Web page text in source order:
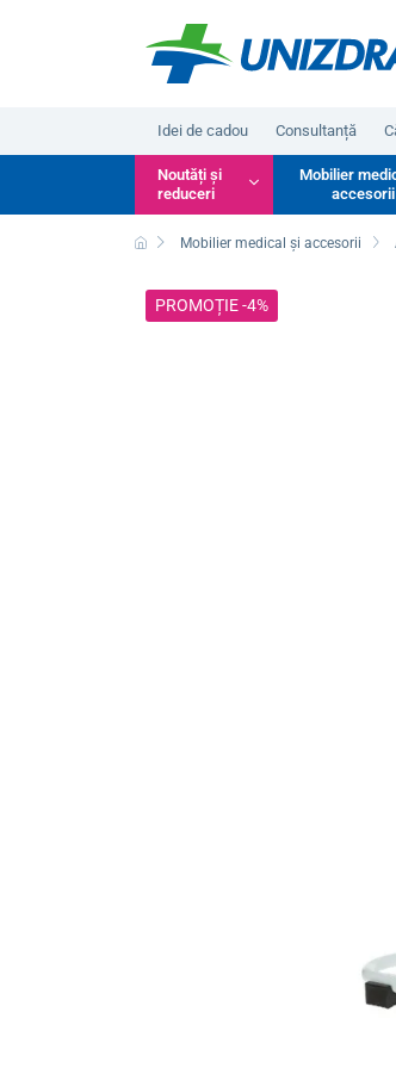
Idei de cadou Consultanță
Noutăți și
reduceri
Mobilier
accesorii
Mobilier medical și accesorii
PROMOȚIE -4%